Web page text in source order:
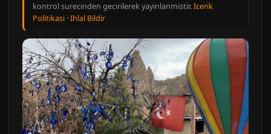
kontrol surecinden gecirilerek yayinlanmistir.Icerik
Politikasi ·Ihlal Bildir